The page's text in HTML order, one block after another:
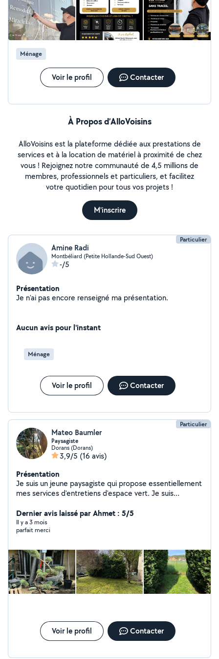
Ménage
Voir le profil Contacter
À Propos d’AlloVoisins
AlloVoisins est la plateforme dédiée aux prestations de
services et à la location de matériel à proximité de chez
vous ! Rejoignez notre communauté de 4,5 millions de
membres, professionnels et particuliers, et facilitez
votre quotidien pour tous vos projets !
M'inscrire
Particulier
Amine Radi
Montbéliard (Petite Hollande-Sud Ouest)
-/5
Présentation
Je n'ai pas encore renseigné ma présentation.
Aucun avis pour l'instant
Ménage
Voir le profil Contacter
Particulier
Mateo Baumler
Paysagiste
Dorans (Dorans)
3,9/5 (16 avis)
Présentation
Je suis un jeune paysagiste qui propose essentiellement
mes services d'entretiens d'espace vert. Je suis
connaissances à mes clients. J'agis sur un large
périmètre autour de Belfort/Montbéliard.
Dernier avis laissé par Ahmet : 5/5
Il y a 3 mois
parfait merci
Voir le profil Contacter